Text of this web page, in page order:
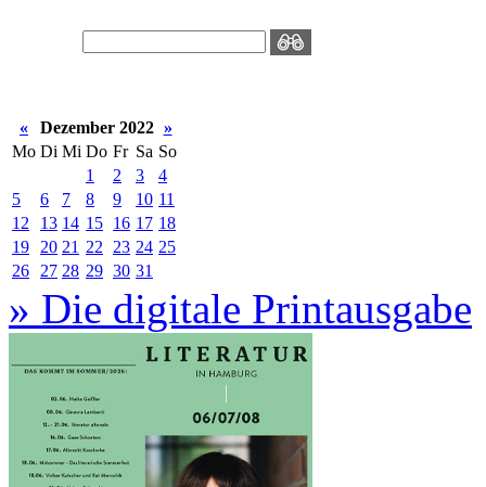
« Dezember 2022 »
Mo Di Mi Do Fr Sa So
1
2 3
4
5
6 7 8 9 10 11
12
13 14 15 16 17 18
19
20 21 22 23 24 25
26
27 28 29 30 31
» Die digitale Printausgabe